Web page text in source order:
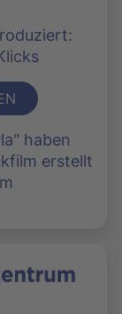
haben
erstellt